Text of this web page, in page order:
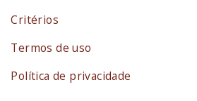
Critérios
Termos de uso
Política de privacidade